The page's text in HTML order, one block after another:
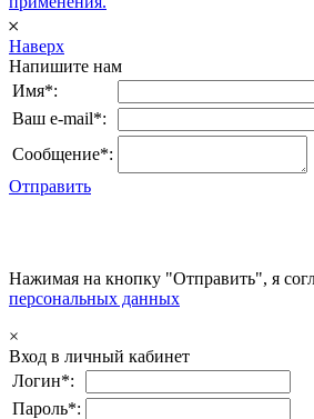
𐄂
Наверх
Напишите нам
Имя*:
Ваш e-mail*:
Сообщение*:
Отправить
Нажимая на кнопку "Отправить", я
персональных данных
×
Вход в личный кабинет
Логин*:
Пароль*: